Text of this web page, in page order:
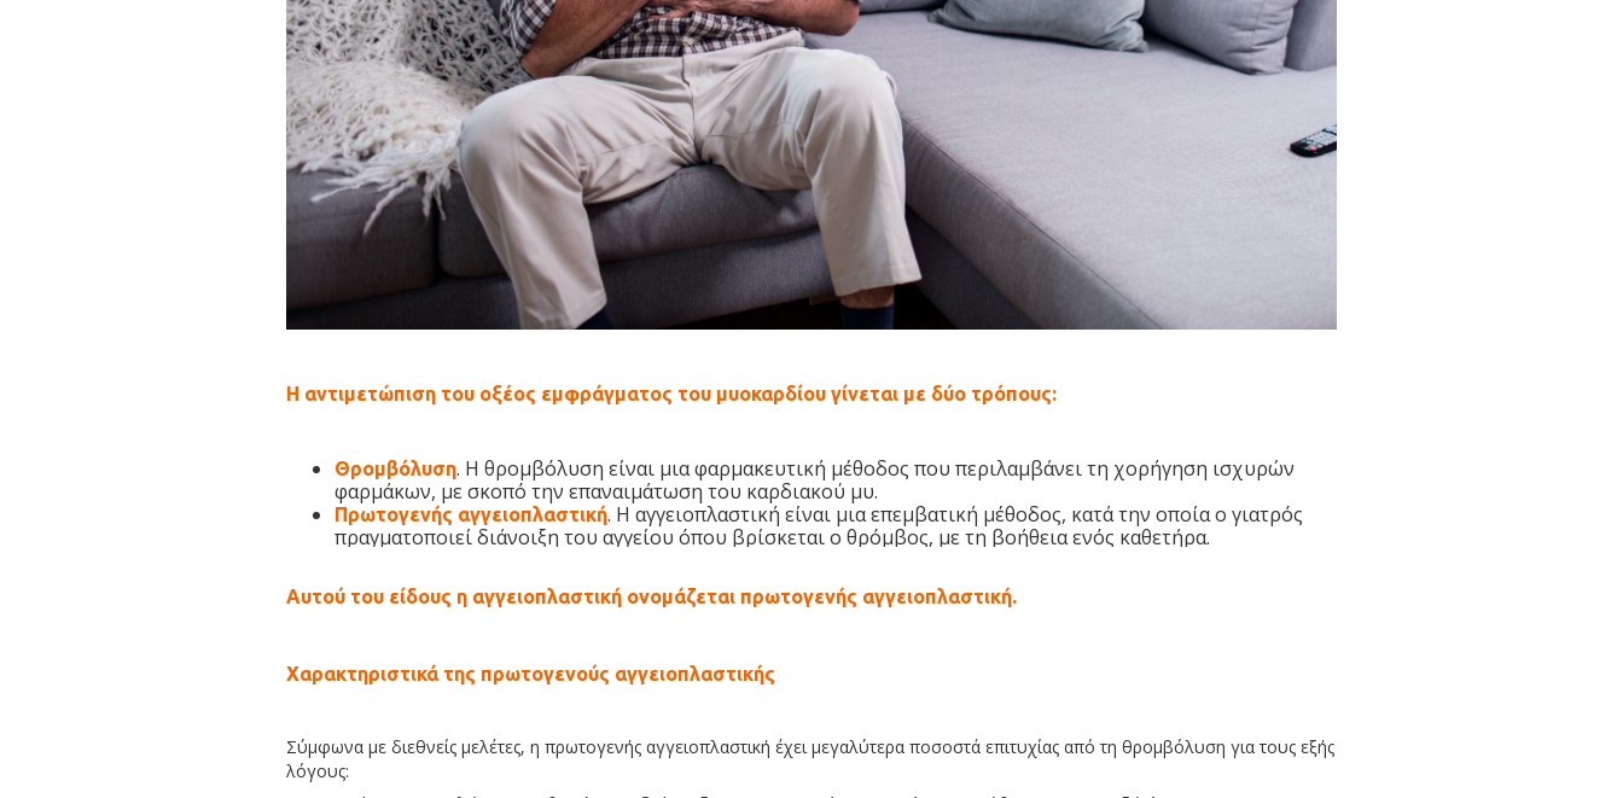
Η αντιμετώπιση του οξέος εμφράγματος του μυοκαρδίου γίνεται με δύο τρόπους:
Θρομβόλυση. Η θρομβόλυση είναι μια φαρμακευτική μέθοδος που περιλαμβάνει τη χορήγηση ισχυρών
φαρμάκων, με σκοπό την επαναιμάτωση του καρδιακού μυ.
Πρωτογενής αγγειοπλαστική. Η αγγειοπλαστική είναι μια επεμβατική μέθοδος, κατά την οποία ο γιατρός
πραγματοποιεί διάνοιξη του αγγείου όπου βρίσκεται ο θρόμβος, με τη βοήθεια ενός καθετήρα.
Αυτού του είδους η αγγειοπλαστική ονομάζεται πρωτογενής αγγειοπλαστική.
Χαρακτηριστικά της πρωτογενούς αγγειοπλαστικής
Σύμφωνα με διεθνείς μελέτες, η πρωτογενής αγγειοπλαστική έχει μεγαλύτερα ποσοστά επιτυχίας από τη θρομβόλυση για τους εξής
λόγους: